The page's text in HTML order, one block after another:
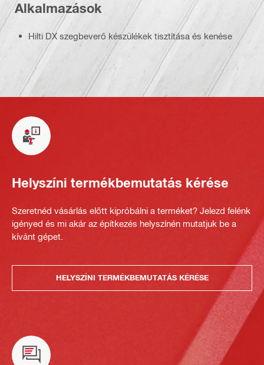
Alkalmazások
Hilti DX szegbeverő készülékek tisztítása és kenése
Helyszíni termékbemutatás kérése
Szeretnéd vásárlás előtt kipróbálni a terméket? Jelezd felénk
igényed és mi akár az építkezés helyszínén mutatjuk be a
kívánt gépet.
HELYSZÍNI TERMÉKBEMUTATÁS KÉRÉSE